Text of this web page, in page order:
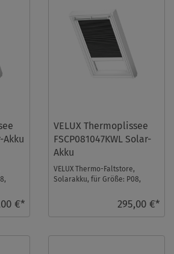
Akku
€*
VELUX Thermoplissee
FSCP081047KWL Solar-
Akku
VELUX Thermo-Faltstore,
Solarakku, für Größe: P08,
295,00 €*